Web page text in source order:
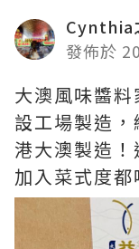
Cynthia
發佈於
大澳風味醬
設工場製造
港大澳製造
加入菜式度都